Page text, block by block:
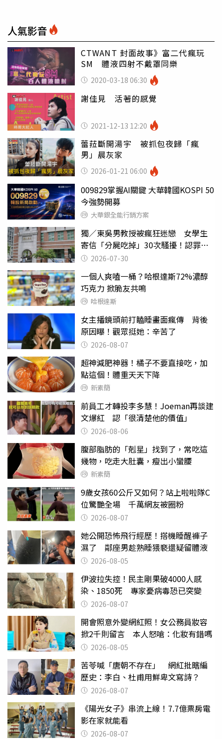
人氣影音
CTWANT 封面故事》富二代瘋玩
SM 體液四射不戴罩同樂
2020-03-18 06:30
謝佳見 活著的感覺
2021-12-13 12:20
蕾菈斷開湯宇 被抓包夜歸「瘋
男」晨灰家
2026-01-21 06:00
009829掌握AI關鍵 大華韓國KOSPI 50
今強勢開募
大華銀全能行銷方案
獨／東吳男教授被瘋狂迷戀 女學生
寄信「分屍吃掉」30次騷擾！認罪免
關 2026-07-30
一個人爽嗑一桶？哈根達斯72%濃醇
巧克力 掀脆友共鳴
哈根達斯
女主播鏡頭前打瞌睡畫面瘋傳 背後
原因曝！觀眾挺她：辛苦了
2026-08-07
超神減肥神器！橘子不要直接吃，加
點這個！體重天天下降
新素簡
前員工才轉投李多慧！Joeman再談建
文爆紅 認「很清楚他的價值」
2026-08-06
腹部脂肪的「剋星」找到了，常吃這
幾物，吃走大肚囊，瘦出小蠻腰
新素簡
9歲女孩60公斤又如何？站上啦啦隊C
位驚艷全場 千萬網友被圈粉
2026-08-07
她公開恐怖飛行經歷！搭機睡醒褲子
濕了 鄰座男趁熟睡猥褻還疑留體液
2026-08-05
伊波拉失控！民主剛果破4000人感
染、1850死 專家憂病毒恐已突變
2026-08-07
開會照意外變網紅照！女公務員妝容
掀2千則留言 本人怒嗆：化妝有錯嗎
2026-08-05
苦苓喊「唐朝不存在」 網紅批瞎編
歷史：李白、杜甫用鮮卑文寫詩？
2026-08-07
《陽光女子》串流上線！7.7億票房電
影在家就能看
2026-08-07